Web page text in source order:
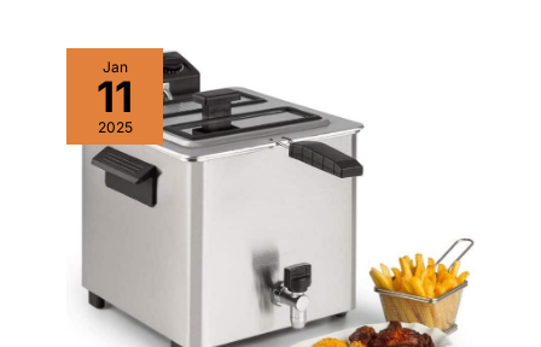
Jan
11
2025